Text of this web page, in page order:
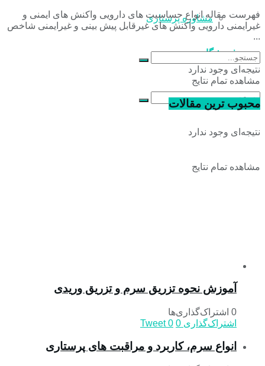
مشاوره پرستاری
فروشگاه
نتیجه‌ای وجود ندارد
مشاهده تمام نتایج
فهرست مقاله انواع حساسیت های دارویی واکنش های ایمنی و
غیرایمنی دارویی واکنش های غیرقابل پیش بینی و غیرایمنی شاخص
...
نتیجه‌ای وجود ندارد
مشاهده تمام نتایج
محبوب ترین مقالات
آموزش نحوه تزریق سرم و تزریق وریدی
0 اشتراک‌گذاری‌ها
اشتراک‌گذاری 0
Tweet 0
انواع سرم، کاربرد و مراقبت‌ های پرستاری